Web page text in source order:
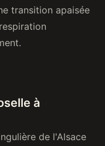
transition apaisée
à
de l'Alsace